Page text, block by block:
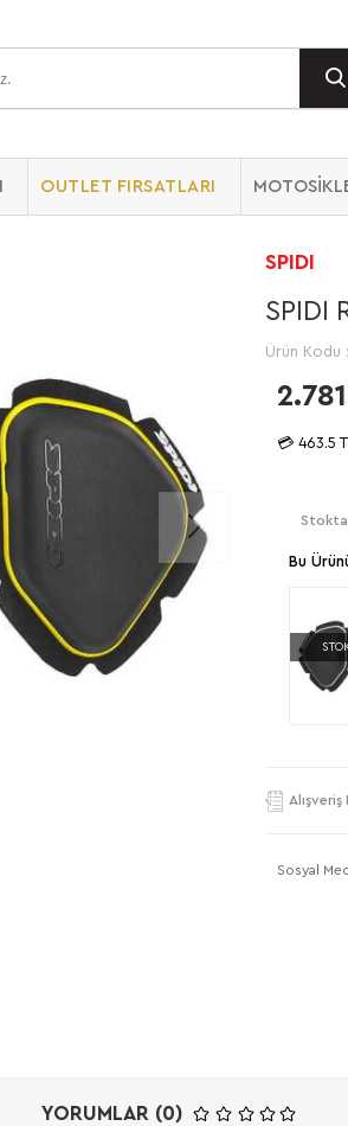
OUTLET FIRSATLARI
SPIDI
SPIDI
Ürün Kodu :
2.781
💳 463.5 TL
Stokta
Bu
Sosyal
YORUMLAR (0)